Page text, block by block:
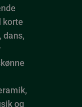
korte
dans,
og